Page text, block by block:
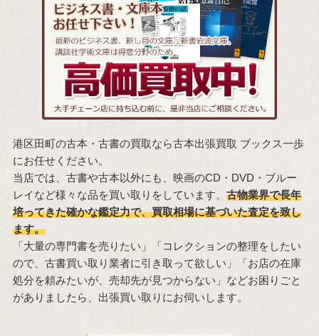
港区田町の古本・古書の買取なら古本出張買取 ブックス一歩
にお任せください。
当店では、古書や古本以外にも、映画のCD・DVD・ブルー
レイなど様々な品を買い取りをしています。 古物業界で長年
培ってきた確かな鑑定力で、買取相場に基づいた査定を致し
ます。
「大量の専門書を売りたい」「コレクションの整理をしたい
ので、古書買い取り業者に引き取って欲しい」「お店の在庫
処分を頼みたいが、売却先が見つからない」などお困りごと
がありましたら、出張買い取りにお伺いします。